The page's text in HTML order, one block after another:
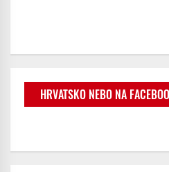
HRVATSKO NEBO NA